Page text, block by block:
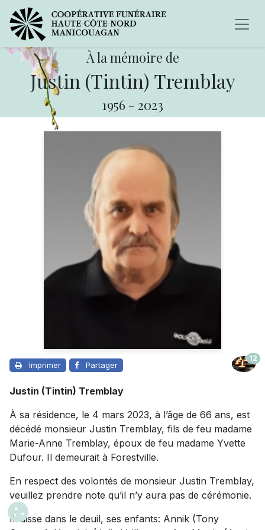
À la mémoire de
Justin (Tintin) Tremblay
1956 - 2023
Imprimer Partager
12
Justin (Tintin) Tremblay
À sa résidence, le 4 mars 2023, à l’âge de 66 ans, est
décédé monsieur Justin Tremblay, fils de feu madame
Marie-Anne Tremblay, époux de feu madame Yvette
Dufour. Il demeurait à Forestville.
En respect des volontés de monsieur Justin Tremblay,
veuillez prendre note qu’il n’y aura pas de cérémonie.
Il laisse dans le deuil, ses enfants: Annik (Tony